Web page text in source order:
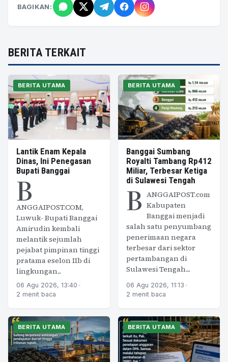
BAGIKAN:
BERITA TERKAIT
BERITA UTAMA
Lantik Enam Kepala
Dinas, Ini Penegasan
Bupati Banggai
B
ANGGAIPOST.COM,
Luwuk- Bupati Banggai
Amirudin kembali
melantik sejumlah
pejabat pimpinan tinggi
pratama eselon IIb di
lingkungan...
06 Agu 2026, 13:40 •
2 menit baca
BERITA UTAMA
Banggai Sumbang
Royalti Tambang Rp412
Miliar, Terbesar Ketiga
di Sulawesi Tengah
B ANGGAIPOST.com
Kabupaten
Banggai menjadi
salah satu penyumbang
penerimaan negara
terbesar dari sektor
pertambangan di
Sulawesi Tengah....
06 Agu 2026, 11:13 •
2 menit baca
BERITA UTAMA BERITA UTAMA